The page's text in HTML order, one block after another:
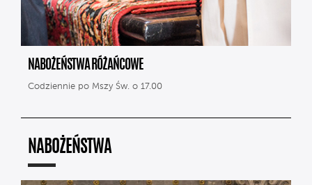
NABOŻEŃSTWA RÓŻAŃCOWE
Codziennie po Mszy Św. o 17.00
NABOŻEŃSTWA